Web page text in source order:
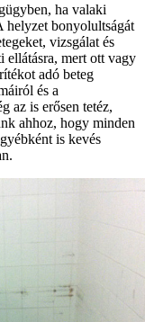
ha valaki
helyzet bonyolultságát
vizsgálat és
ellátásra, mert ott vagy
adó beteg
és a
az is erősen tetéz,
ahhoz, hogy minden
is kevés